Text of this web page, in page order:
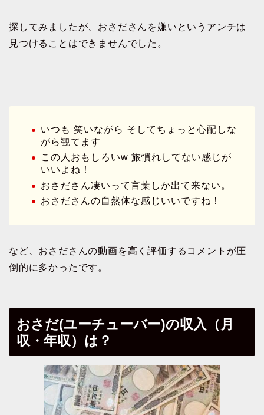
探してみましたが、おさださんを嫌いというアンチは
見つけることはできませんでした。
いつも 笑いながら そしてちょっと心配しな
がら観てます
この人おもしろいw 旅慣れしてない感じが
いいよね！
おさださん凄いって言葉しか出て来ない。
おさださんの自然体な感じいいですね！
など、おさださんの動画を高く評価するコメントが圧
倒的に多かったです。
おさだ(ユーチューバー)の収入（月
収・年収）は？